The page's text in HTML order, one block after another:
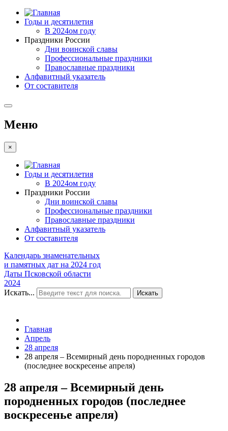
Годы и десятилетия
В 2024ом году
Праздники России
Дни воинской славы
Профессиональные праздники
Православные праздники
Алфавитный указатель
От составителя
Меню
×
Годы и десятилетия
В 2024ом году
Праздники России
Дни воинской славы
Профессиональные праздники
Православные праздники
Алфавитный указатель
От составителя
Календарь знаменательных
и памятных дат на 2024 год
Даты Псковской области
2024
Искать...
Искать
Главная
Апрель
28 апреля
28 апреля – Всемирный день породненных городов
(последнее воскресенье апреля)
28 апреля – Всемирный день
породненных городов (последнее
воскресенье апреля)